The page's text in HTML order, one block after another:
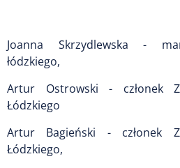
Joanna Skrzydlewska -
łódzkiego,
Artur Ostrowski - członek
Łódzkiego
Artur Bagieński - członek
Łódzkiego,